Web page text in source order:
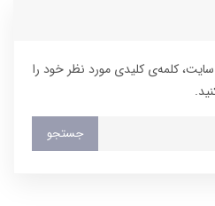
کلمه‌ی کلیدی مورد نظر خود را
جستجو